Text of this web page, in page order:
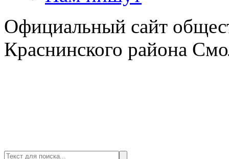
Официальный сайт
Краснинского района